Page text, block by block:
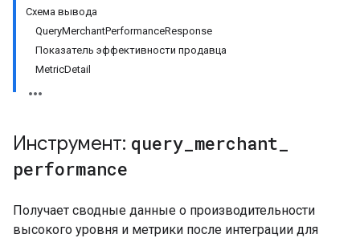
Схема вывода
QueryMerchantPerformanceResponse
Показатель эффективности продавца
MetricDetail
Инструмент: query merchant
performance
Получает сводные данные о производительности
высокого уровня и метрики после интеграции для